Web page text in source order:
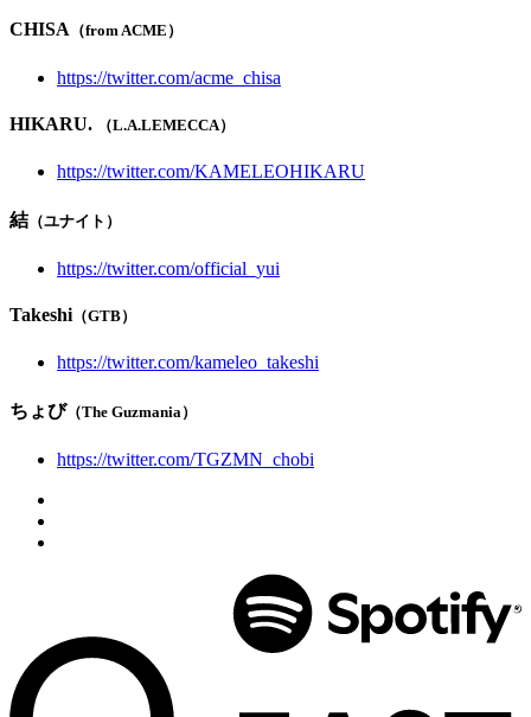
CHISA （from ACME）
https://twitter.com/acme_chisa
HIKARU. （L.A.LEMECCA）
https://twitter.com/KAMELEOHIKARU
結 （ユナイト）
https://twitter.com/official_yui
Takeshi（GTB）
https://twitter.com/kameleo_takeshi
ちょび（The Guzmania）
https://twitter.com/TGZMN_chobi